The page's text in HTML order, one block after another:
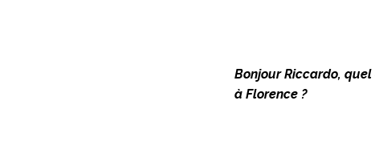
Bonjour Riccardo,
à Florence ?